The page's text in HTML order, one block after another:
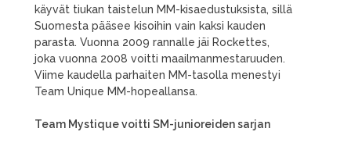
käyvät tiukan taistelun MM-kisaedustuksista, sillä
Suomesta pääsee kisoihin vain kaksi kauden
parasta. Vuonna 2009 rannalle jäi Rockettes,
joka vuonna 2008 voitti maailmanmestaruuden.
Viime kaudella parhaiten MM-tasolla menestyi
Team Unique MM-hopeallansa.
Team Mystique voitti SM-junioreiden sarjan